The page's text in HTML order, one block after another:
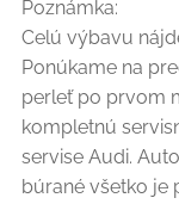
Poznámka:
Celú výbavu
Ponúkame na
perleť po prvom
kompletnú
servise Audi.
búrané všetko je